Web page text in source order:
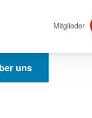
Mitglieder
uns